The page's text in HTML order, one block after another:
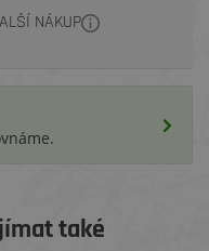
NÁKUP
také